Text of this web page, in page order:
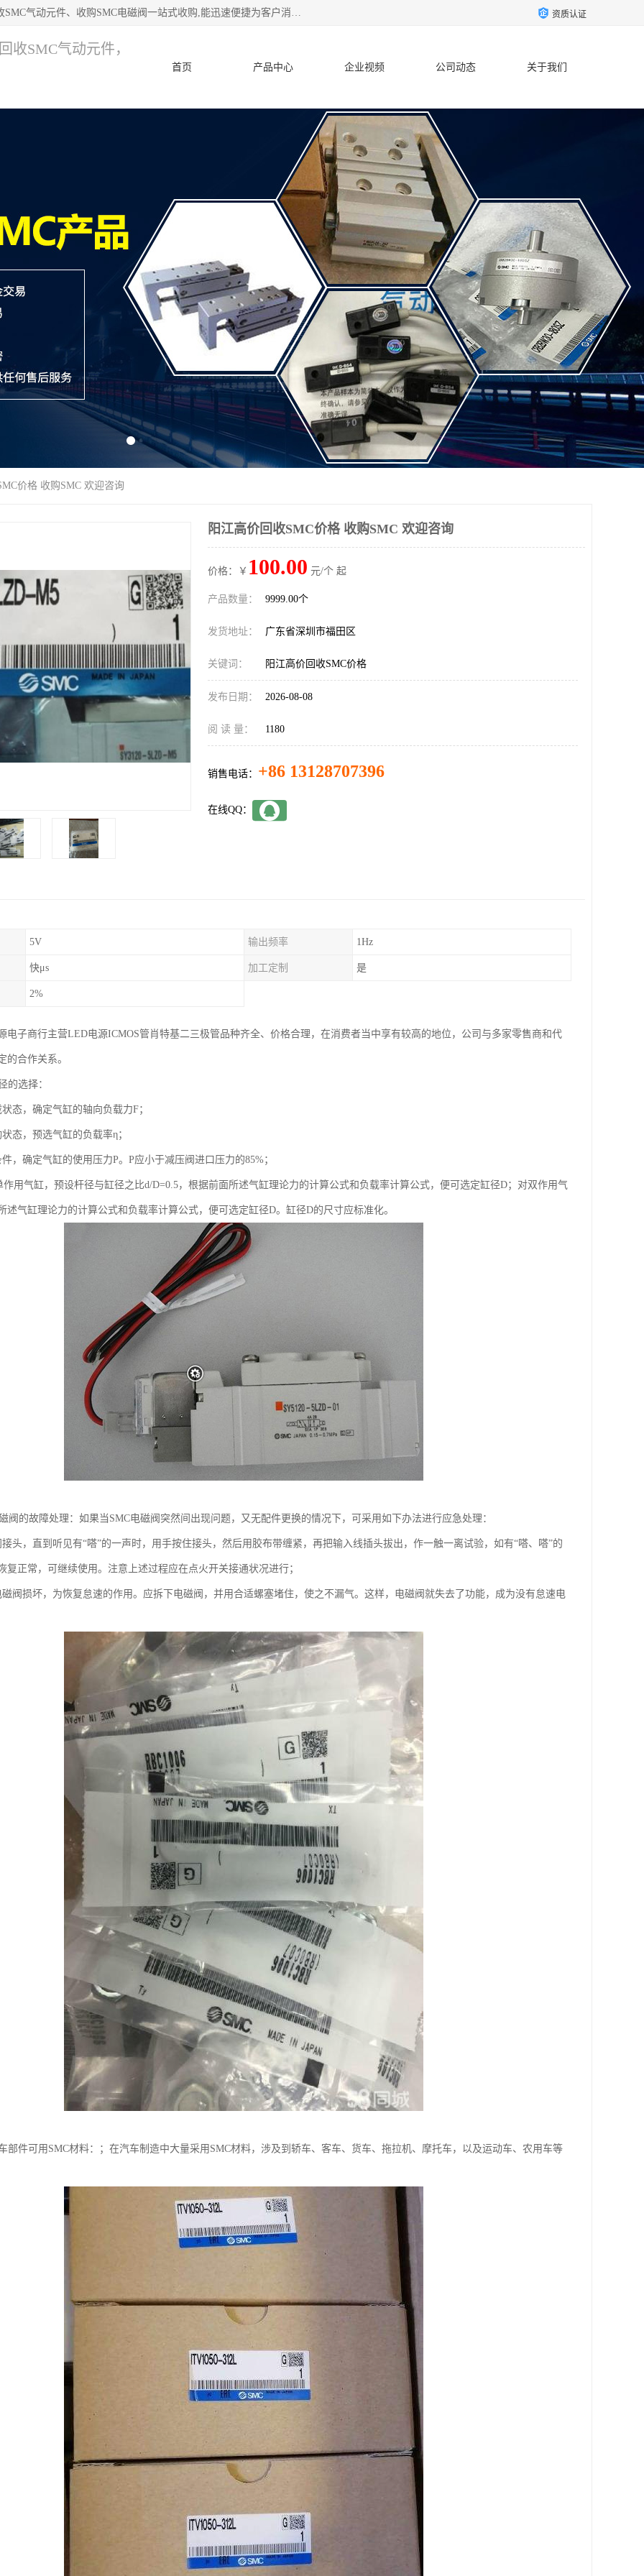
深圳市宝安区诚芯源电子商行 主要从事：回收SMC价格、回收SMC气动元件、收购SMC电磁阀一站式收购,能迅速便捷为客户消化库存、减少仓储、回笼资金，我们交易灵活方便，现金支付，价格优势合理，在业务方面赢得广大客户的一致好评 热情欢迎有库存需要处理的客户 请尽快联系我们 资质认证
收SMC气动元件，
首页 产品中心 企业视频 公司动态 关于我们
价格 收购SMC 欢迎咨询
阳江高价回收SMC价格 收购SMC 欢迎咨询
价格：￥ 100.00 元/个 起
产品数量： 9999.00个
发货地址： 广东省深圳市福田区
关键词： 阳江高价回收SMC价格
发布日期： 2026-08-08
阅 读 量： 1180
销售电话： +86 13128707396
在线QQ：
5V 输出频率 1Hz
快μs 加工定制 是
2%
电子商行主营LED电源ICMOS管肖特基二三极管品种齐全、价格合理，在消费者当中享有较高的地位，公司与多家零售商和代
的合作关系。
的选择：
态，确定气缸的轴向负载力F；
态，预选气缸的负载率η；
，确定气缸的使用压力P。P应小于减压阀进口压力的85%；
作用气缸，预设杆径与缸径之比d/D=0.5，根据前面所述气缸理论力的计算公式和负载率计算公式，便可选定缸径D；对双作用气
述气缸理论力的计算公式和负载率计算公式，便可选定缸径D。缸径D的尺寸应标准化。
阀的故障处理：如果当SMC电磁阀突然间出现问题，又无配件更换的情况下，可采用如下办法进行应急处理：
头，直到听见有“嗒”的一声时，用手按住接头，然后用胶布带缠紧，再把输入线插头拔出，作一触一离试验，如有“嗒、嗒”的
复正常，可继续使用。注意上述过程应在点火开关接通状况进行；
阀损坏，为恢复怠速的作用。应拆下电磁阀，并用合适螺塞堵住，使之不漏气。这样，电磁阀就失去了功能，成为没有怠速电
部件可用SMC材料：；在汽车制造中大量采用SMC材料，涉及到轿车、客车、货车、拖拉机、摩托车，以及运动车、农用车等